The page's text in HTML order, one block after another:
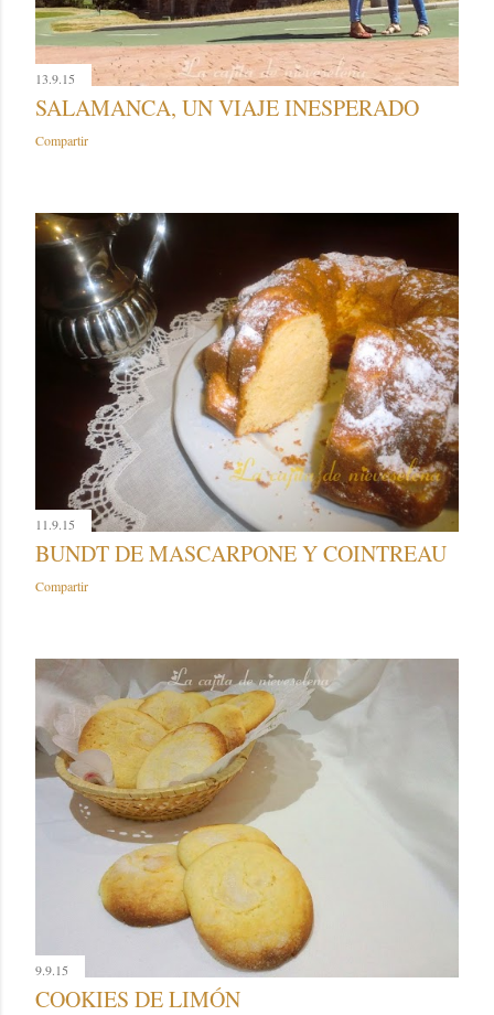
13.9.15
SALAMANCA, UN VIAJE INESPERADO
Compartir
11.9.15
BUNDT DE MASCARPONE Y COINTREAU
Compartir
9.9.15
COOKIES DE LIMÓN